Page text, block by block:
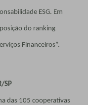
ESG. Em
do ranking
Financeiros”.
SP
das 105 cooperativas